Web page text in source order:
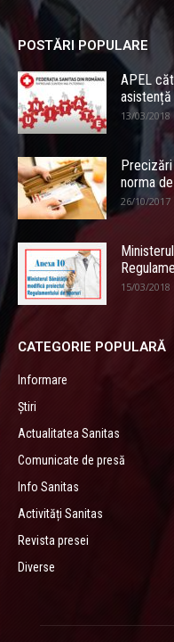
POSTĂRI POPULARE
APEL
asistență
13/03/2018
norma
26/10/2017
15/03/2018
CATEGORIE POPULARĂ
Informare
Știri
Actualitatea Sanitas
Comunicate de presă
Info Sanitas
Activități Sanitas
Revista presei
Diverse